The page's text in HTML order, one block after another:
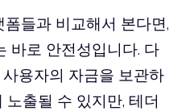
들과 비교해서 본다면,
바로 안전성입니다. 다
용자의 자금을 보관하
출될 수 있지만, 테더